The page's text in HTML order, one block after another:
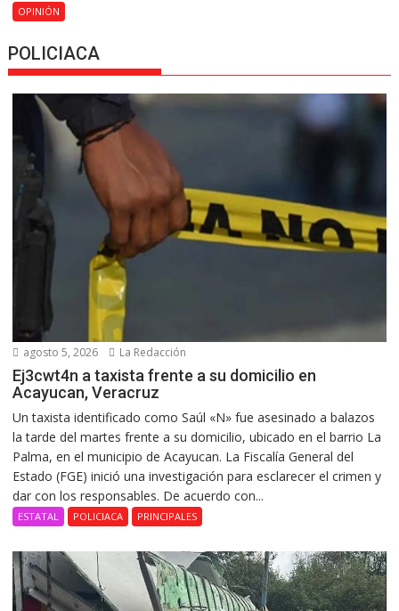
OPINIÓN
POLICIACA
agosto 5, 2026 La Redacción
Ej3cwt4n a taxista frente a su domicilio en
Acayucan, Veracruz
Un taxista identificado como Saúl «N» fue asesinado a balazos
la tarde del martes frente a su domicilio, ubicado en el barrio La
Palma, en el municipio de Acayucan. La Fiscalía General del
Estado (FGE) inició una investigación para esclarecer el crimen y
dar con los responsables. De acuerdo con...
ESTATAL POLICIACA PRINCIPALES